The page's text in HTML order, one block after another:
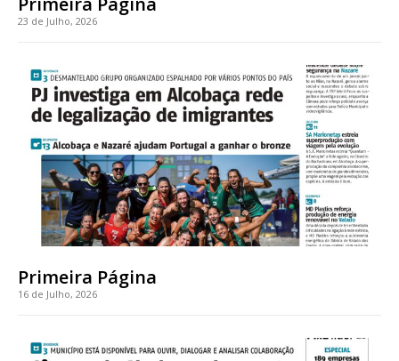
Acesso aos conteúdos Exclusivos para
Escolha o plano
ASSINATURA
DIGITAL ANUAL
23 de Julho, 2026
Primeira Página
16 de Julho, 2026